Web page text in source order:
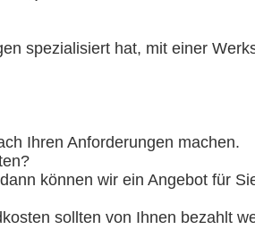
spezialisiert hat, mit einer
Ihren Anforderungen machen.
können wir ein Angebot für
sollten von Ihnen bezahlt